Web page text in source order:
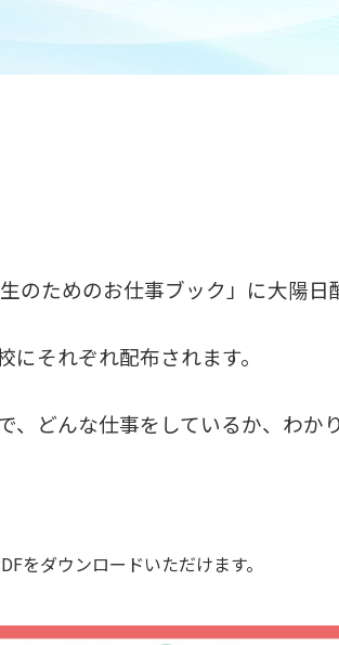
のためのお仕事ブック」に大陽
それぞれ配布されます。
どんな仕事をしているか、わか
をダウンロードいただけます。